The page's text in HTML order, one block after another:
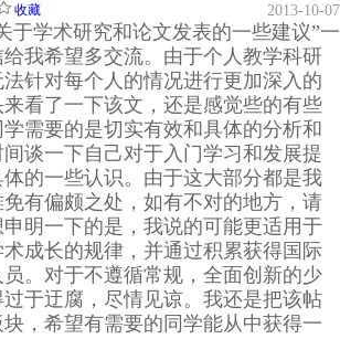
收藏 2013-10-07
于学术研究和论文发表的一些建议”一
我希望多交流。由于个人教学科研
针对每个人的情况进行更加深入的
看了一下该文，还是感觉些的有些
需要的是切实有效和具体的分析和
谈一下自己对于入门学习和发展提
的一些认识。由于这大部分都是我
有偏颇之处，如有不对的地方，请
明一下的是，我说的可能更适用于
成长的规律，并通过积累获得国际
。对于不遵循常规，全面创新的少
于迂腐，尽情见谅。我还是把该帖
，希望有需要的同学能从中获得一